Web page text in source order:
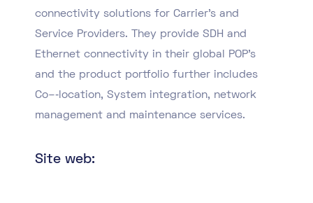
connectivity solutions for Carrier’s and
Service Providers. They provide SDH and
Ethernet connectivity in their global POP’s
and the product portfolio further includes
Co–‐location, System integration, network
management and maintenance services.
Site web: